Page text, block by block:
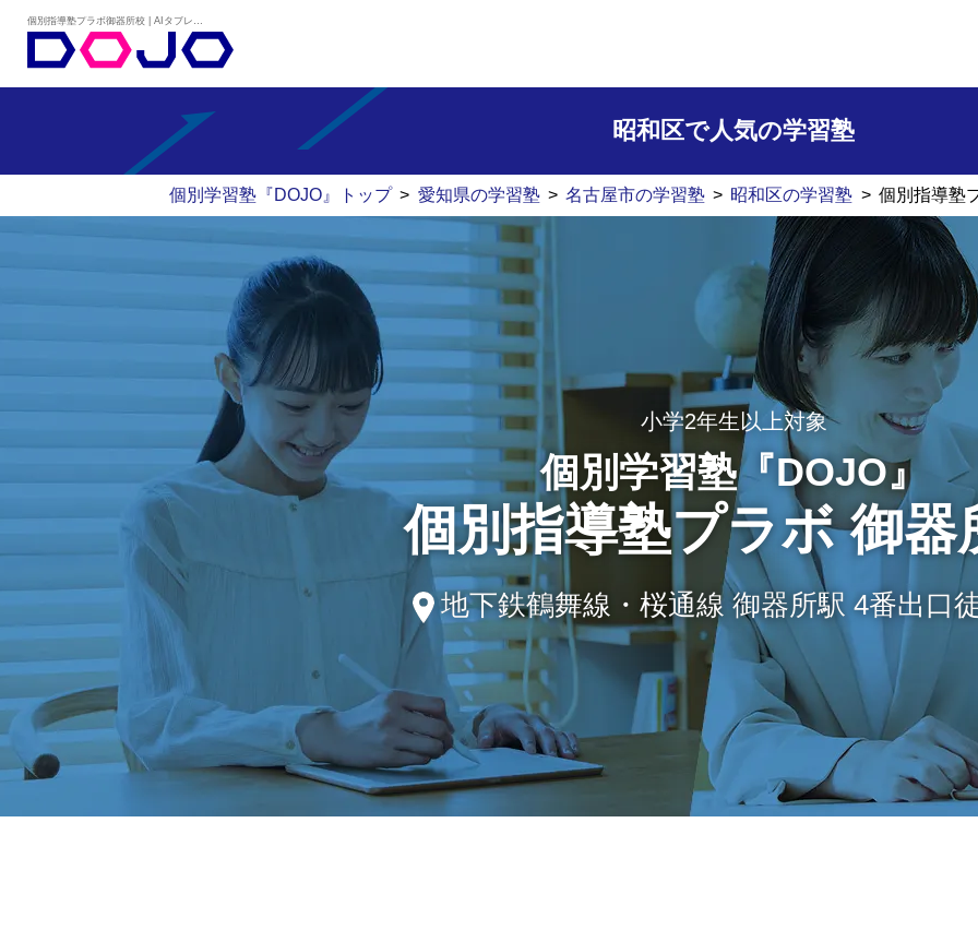
個別指導塾プラボ御器所校 | AIタブレット学習×個別学習塾『DOJO』
昭和区で人気の学習塾
個別学習塾『DOJO』トップ > 愛知県の学習塾 > 名古屋市の学習塾 > 昭和区の学習塾 > 個別指導塾
小学2年生以上対象
個別学習塾『DOJO』
個別指導塾プラボ 御器
地下鉄鶴舞線・桜通線 御器所駅 4番出口